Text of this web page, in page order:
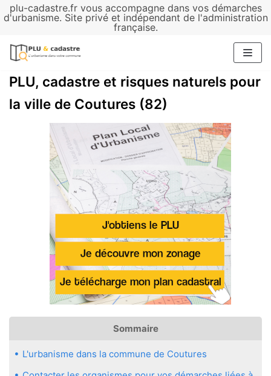
plu-cadastre.fr vous accompagne dans vos démarches
d'urbanisme. Site privé et indépendant de l'administration
française.
Aller
contenu
PLU, cadastre et risques naturels pour
la ville de Coutures (82)
Sommaire
L'urbanisme dans la commune de Coutures